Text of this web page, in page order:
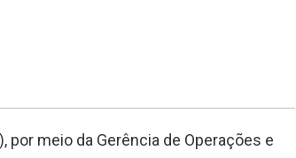
por meio da Gerência de Operações e